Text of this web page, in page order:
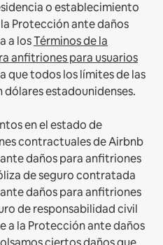
o establecimiento
Protección ante daños
a losTérminos de la
anfitriones para usuarios
que todos los límites de las
estadounidenses.
en el estado de
contractuales de Airbnb
daños para anfitriones
de seguro contratada
daños para anfitriones
de responsabilidad civil
a la Protección ante daños